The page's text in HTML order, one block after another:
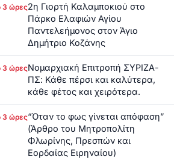
3 ώρες2η Γιορτή Καλαμποκιού στο
Πάρκο Ελαφιών Αγίου
Παντελεήμονος στον Άγιο
Δημήτριο Κοζάνης
3 ώρεςΝομαρχιακή Επιτροπή ΣΥΡΙΖΑ-
ΠΣ: Κάθε πέρσι και καλύτερα,
κάθε φέτος και χειρότερα.
3 ώρες“Όταν το φως γίνεται απόφαση”
(Άρθρο του Μητροπολίτη
Φλωρίνης, Πρεσπών και
Εορδαίας Ειρηναίου)